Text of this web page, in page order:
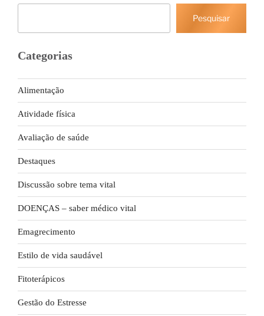
Pesquisar
Categorias
Alimentação
Atividade física
Avaliação de saúde
Destaques
Discussão sobre tema vital
DOENÇAS – saber médico vital
Emagrecimento
Estilo de vida saudável
Fitoterápicos
Gestão do Estresse